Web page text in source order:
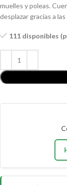
muelles y poleas.
desplazar gracias a
111 disponibles